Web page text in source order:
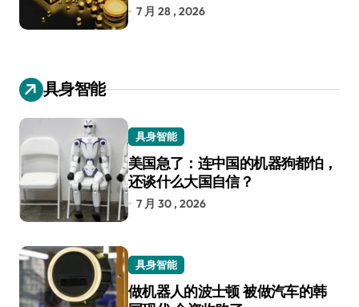
7 月 28 , 2026
具身智能
具身智能
美国急了：连中国的机器狗都怕，
还谈什么大国自信？
7 月 30 , 2026
具身智能
做机器人的波士顿 被做汽车的韩